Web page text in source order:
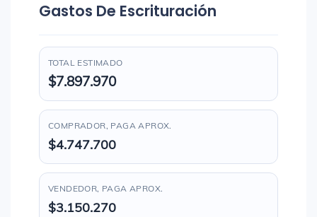
Gastos De Escrituración
TOTAL ESTIMADO
$7.897.970
COMPRADOR, PAGA APROX.
$4.747.700
VENDEDOR, PAGA APROX.
$3.150.270